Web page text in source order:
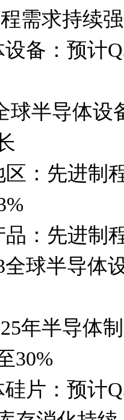
需求持续
设备：预计
球半导体
区：先进制
品：先进制
全球半导体
年半导体
30%
硅片：预计